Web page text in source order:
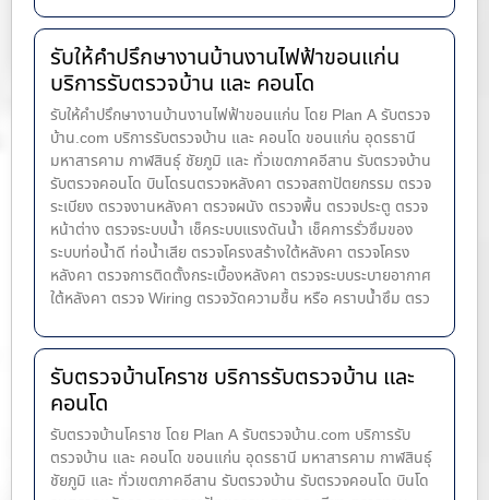
รับให้คำปรึกษางานบ้านงานไฟฟ้าขอนแก่น
บริการรับตรวจบ้าน และ คอนโด
รับให้คำปรึกษางานบ้านงานไฟฟ้าขอนแก่น โดย Plan A รับตรวจ
บ้าน.com บริการรับตรวจบ้าน และ คอนโด ขอนแก่น อุดรธานี
มหาสารคาม กาฬสินธุ์ ชัยภูมิ และ ทั่วเขตภาคอีสาน รับตรวจบ้าน
รับตรวจคอนโด บินโดรนตรวจหลังคา ตรวจสถาปัตยกรรม ตรวจ
ระเบียง ตรวจงานหลังคา ตรวจผนัง ตรวจพื้น ตรวจประตู ตรวจ
หน้าต่าง​ ตรวจระบบน้ำ เช็คระบบแรงดันน้ำ เช็คการรั่วซึมของ
ระบบท่อน้ำ​ดี ท่อน้ำ​เสีย ตรวจโครงสร้างใต้หลังคา ตรวจโครง
หลังคา ตรวจการติดตั้งกระเบื้องหลังคา ตรวจระบบระบายอากาศ
ใต้หลังคา ตรวจ Wiring ตรวจวัดความชื้น หรือ คราบน้ำซึม ตรว
รับตรวจบ้านโคราช บริการรับตรวจบ้าน และ
คอนโด
รับตรวจบ้านโคราช โดย Plan A รับตรวจบ้าน.com บริการรับ
ตรวจบ้าน และ คอนโด ขอนแก่น อุดรธานี มหาสารคาม กาฬสินธุ์
ชัยภูมิ และ ทั่วเขตภาคอีสาน รับตรวจบ้าน รับตรวจคอนโด บินโด